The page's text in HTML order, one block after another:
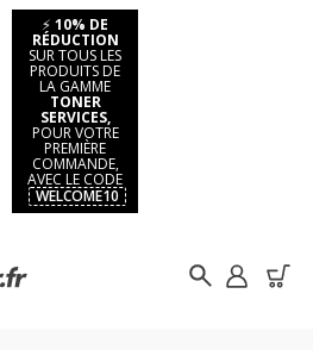
⚡ 10% DE
RÉDUCTION
SUR TOUS LES
PRODUITS DE
LA GAMME
TONER
SERVICES,
POUR VOTRE
PREMIÈRE
COMMANDE,
AVEC LE CODE
WELCOME10